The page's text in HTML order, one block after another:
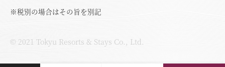
※税別の場合はその旨を別記
© 2021 Tokyu Resorts & Stays Co., Ltd.